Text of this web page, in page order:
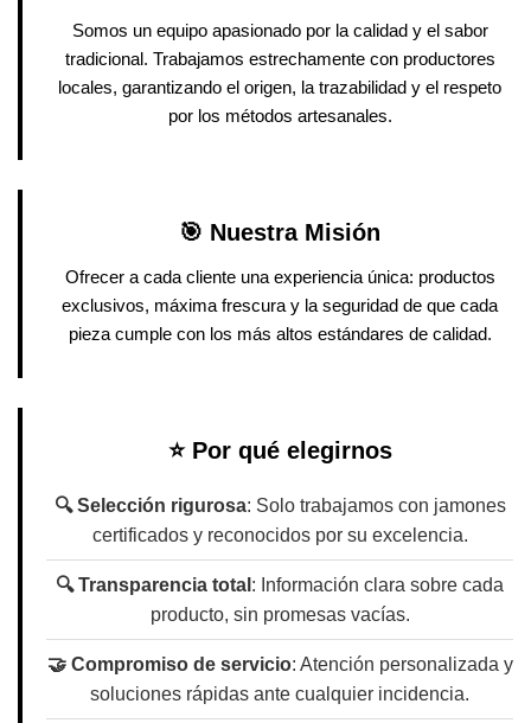
Somos un equipo apasionado por la calidad y el sabor
tradicional. Trabajamos estrechamente con productores
locales, garantizando el origen, la trazabilidad y el respeto
por los métodos artesanales.
🎯 Nuestra Misión
Ofrecer a cada cliente una experiencia única: productos
exclusivos, máxima frescura y la seguridad de que cada
pieza cumple con los más altos estándares de calidad.
⭐ Por qué elegirnos
🔍 Selección rigurosa: Solo trabajamos con jamones
certificados y reconocidos por su excelencia.
🔍 Transparencia total : Información clara sobre cada
producto, sin promesas vacías.
🤝 Compromiso de servicio: Atención personalizada y
soluciones rápidas ante cualquier incidencia.